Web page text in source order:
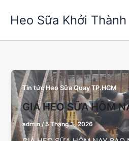
dung
Heo Sữa Khởi Thành
Tin tức Heo Sữa Quay TP.HCM
GIÁ HEO SỮA HÔM
admin/5 Tháng 3, 2026